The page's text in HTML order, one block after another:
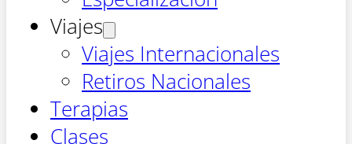
Viajes
Viajes Internacionales
Retiros Nacionales
Terapias
Clases